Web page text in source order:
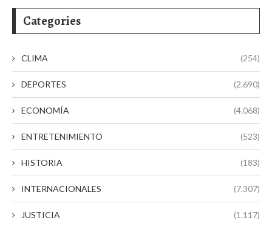
Categories
CLIMA (254)
DEPORTES (2.690)
ECONOMÍA (4.068)
ENTRETENIMIENTO (523)
HISTORIA (183)
INTERNACIONALES (7.307)
JUSTICIA (1.117)